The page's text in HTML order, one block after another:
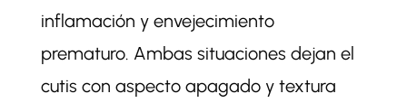
inflamación y envejecimiento
prematuro. Ambas situaciones dejan el
cutis con aspecto apagado y textura